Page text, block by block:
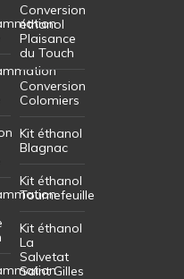
Conversion
éthanol
Plaisance
du Touch
Conversion
Colomiers
Kit éthanol
Blagnac
Kit éthanol
Tournefeuille
Kit éthanol
La
Salvetat
Saint Gilles